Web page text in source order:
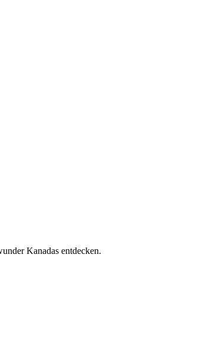
Kanadas entdecken.